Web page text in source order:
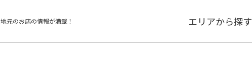
地元のお店の情報が満載！ エリアから探す